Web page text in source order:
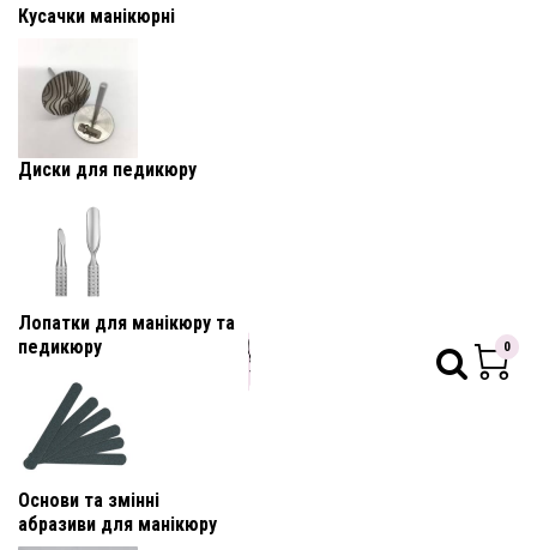
Кусачки манікюрні
Диски для педикюру
Лопатки для манікюру та
педикюру
Основи та змінні
абразиви для манікюру
0